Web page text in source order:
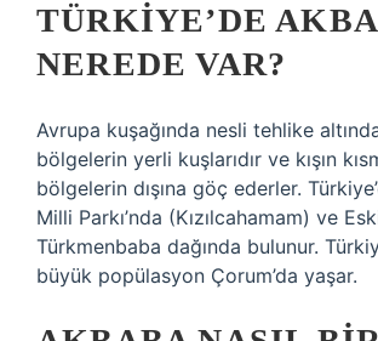
TÜRKIYE’DE
NEREDE VAR?
Avrupa kuşağında nesli tehlike
bölgelerin yerli kuşlarıdır ve kışın
bölgelerin dışına göç ederler.
Milli Parkı’nda (Kızılcahamam) ve
Türkmenbaba dağında bulunur.
büyük popülasyon Çorum’da yaşar.